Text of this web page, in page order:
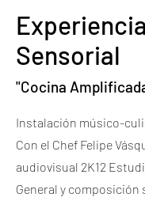
Experiencia
Sensorial
"Cocina
Instalación músico-
Con el Chef Felipe
audiovisual 2K12
General y composición